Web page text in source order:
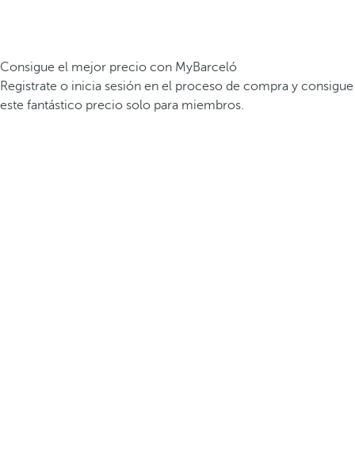
Consigue el mejor precio con MyBarceló
Registrate o inicia sesión en el proceso de compra y consigue
este fantástico precio solo para miembros.